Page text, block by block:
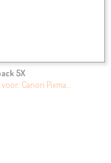
5X
Canon Pixma…